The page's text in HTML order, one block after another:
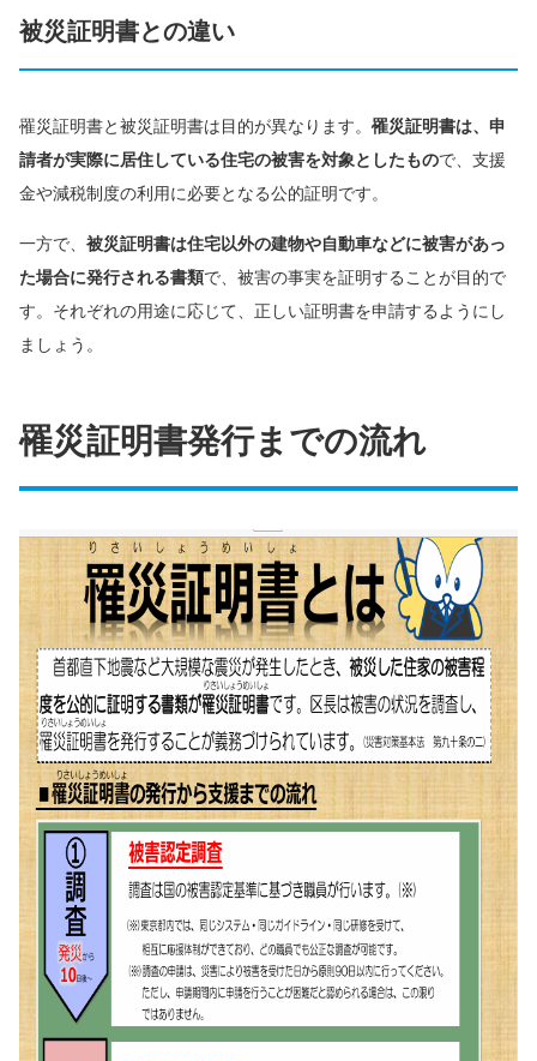
被災証明書との違い
罹災証明書と被災証明書は目的が異なります。 罹災証明書は、申
請者が実際に居住している住宅の被害を対象としたもので、支援
金や減税制度の利用に必要となる公的証明です。
一方で、 被災証明書は住宅以外の建物や自動車などに被害があっ
た場合に発行される書類で、被害の事実を証明することが目的で
す。それぞれの用途に応じて、正しい証明書を申請するようにし
ましょう。
罹災証明書発行までの流れ